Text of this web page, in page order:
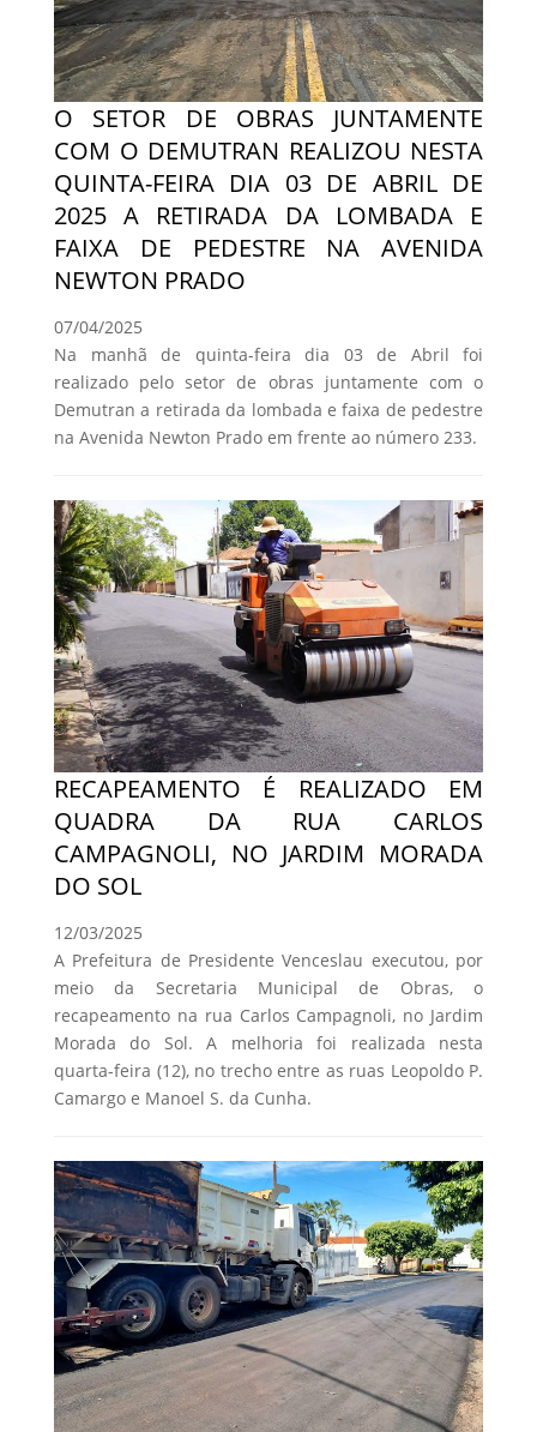
O SETOR DE OBRAS JUNTAMENTE
COM O DEMUTRAN REALIZOU NESTA
QUINTA-FEIRA DIA 03 DE ABRIL DE
2025 A RETIRADA DA LOMBADA E
FAIXA DE PEDESTRE NA AVENIDA
NEWTON PRADO
07/04/2025
Na manhã de quinta-feira dia 03 de Abril foi
realizado pelo setor de obras juntamente com o
Demutran a retirada da lombada e faixa de pedestre
na Avenida Newton Prado em frente ao número 233.
RECAPEAMENTO É REALIZADO EM
QUADRA DA RUA CARLOS
CAMPAGNOLI, NO JARDIM MORADA
DO SOL
12/03/2025
A Prefeitura de Presidente Venceslau executou, por
meio da Secretaria Municipal de Obras, o
recapeamento na rua Carlos Campagnoli, no Jardim
Morada do Sol. A melhoria foi realizada nesta
quarta-feira (12), no trecho entre as ruas Leopoldo P.
Camargo e Manoel S. da Cunha.